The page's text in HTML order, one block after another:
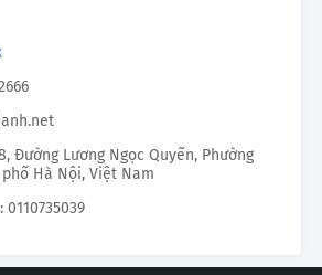
Đường Lương Ngọc Quyến, Phường
Hà Nội, Việt Nam
0110735039